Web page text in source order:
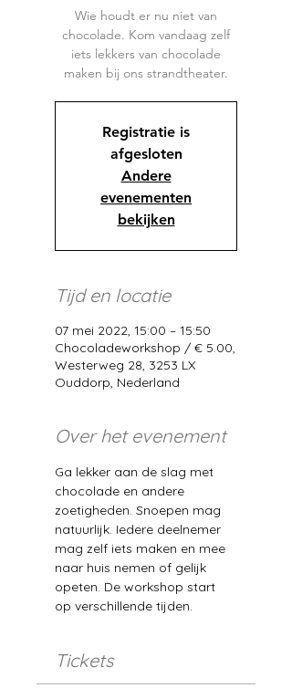
Wie houdt er nu niet van
chocolade. Kom vandaag zelf
iets lekkers van chocolade
maken bij ons strandtheater.
Registratie is
afgesloten
Andere
evenementen
bekijken
Tijd en locatie
07 mei 2022, 15:00 – 15:50
Chocoladeworkshop / € 5.00,
Westerweg 28, 3253 LX
Ouddorp, Nederland
Over het evenement
Ga lekker aan de slag met
chocolade en andere
zoetigheden. Snoepen mag
natuurlijk. Iedere deelnemer
mag zelf iets maken en mee
naar huis nemen of gelijk
opeten. De workshop start
op verschillende tijden.
Tickets